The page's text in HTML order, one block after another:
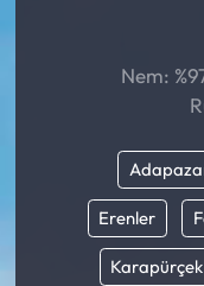
Nem:
Erenler
Karapürçek